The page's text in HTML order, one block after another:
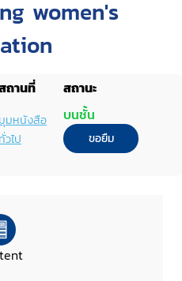
women's
ถานที่
สถานะ
มุมหนังสือ
ทั่วไป
บนชั้น
ขอยืม